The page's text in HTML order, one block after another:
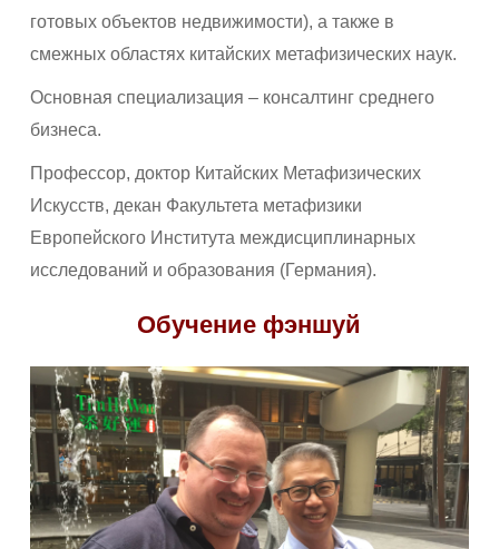
готовых объектов недвижимости), а также в
смежных областях китайских метафизических наук.
Оснoвная специализация – консалтинг среднего
бизнеса.
Профессор, доктор Китайских Метафизических
Искусств, декан Факультета метафизики
Европейского Института междисциплинарных
исследований и образования (Германия).
Обучение фэншуй